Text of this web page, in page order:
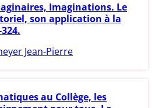
Imaginations. Le
son application à la
Jean-Pierre
au Collège, les